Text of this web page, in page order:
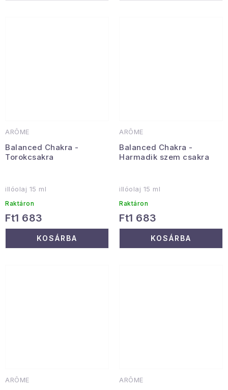
ARÔME
Balanced Chakra -
Torokcsakra
illóolaj 15 ml
Raktáron
Ft1 683
KOSÁRBA
ARÔME
Balanced Chakra -
Harmadik szem csakra
illóolaj 15 ml
Raktáron
Ft1 683
KOSÁRBA
ARÔME ARÔME